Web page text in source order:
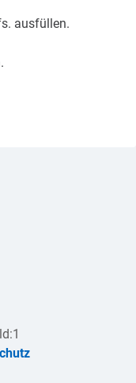
ausfüllen.